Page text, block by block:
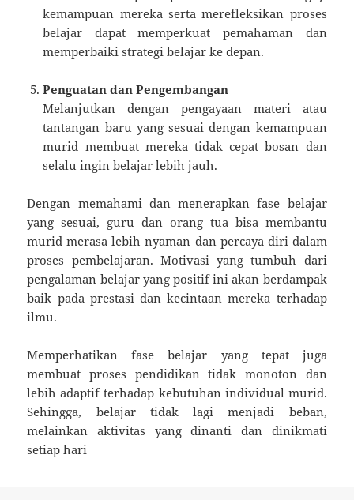
kemampuan mereka serta merefleksikan proses
belajar dapat memperkuat pemahaman dan
memperbaiki strategi belajar ke depan.
Penguatan dan Pengembangan
Melanjutkan dengan pengayaan materi atau
tantangan baru yang sesuai dengan kemampuan
murid membuat mereka tidak cepat bosan dan
selalu ingin belajar lebih jauh.
Dengan memahami dan menerapkan fase belajar
yang sesuai, guru dan orang tua bisa membantu
murid merasa lebih nyaman dan percaya diri dalam
proses pembelajaran. Motivasi yang tumbuh dari
pengalaman belajar yang positif ini akan berdampak
baik pada prestasi dan kecintaan mereka terhadap
ilmu.
Memperhatikan fase belajar yang tepat juga
membuat proses pendidikan tidak monoton dan
lebih adaptif terhadap kebutuhan individual murid.
Sehingga, belajar tidak lagi menjadi beban,
melainkan aktivitas yang dinanti dan dinikmati
setiap hari